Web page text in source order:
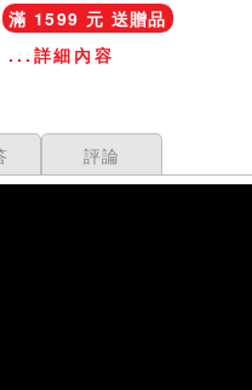
滿 1599 元 送贈品
...詳細內容
評論